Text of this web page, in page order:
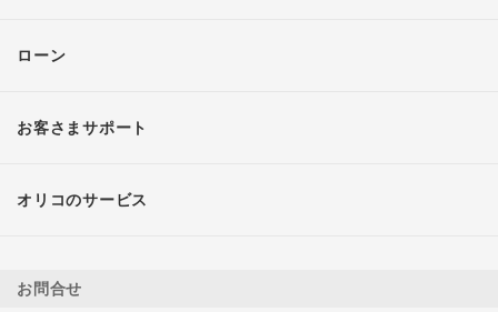
ローン
お客さまサポート
オリコのサービス
お問合せ